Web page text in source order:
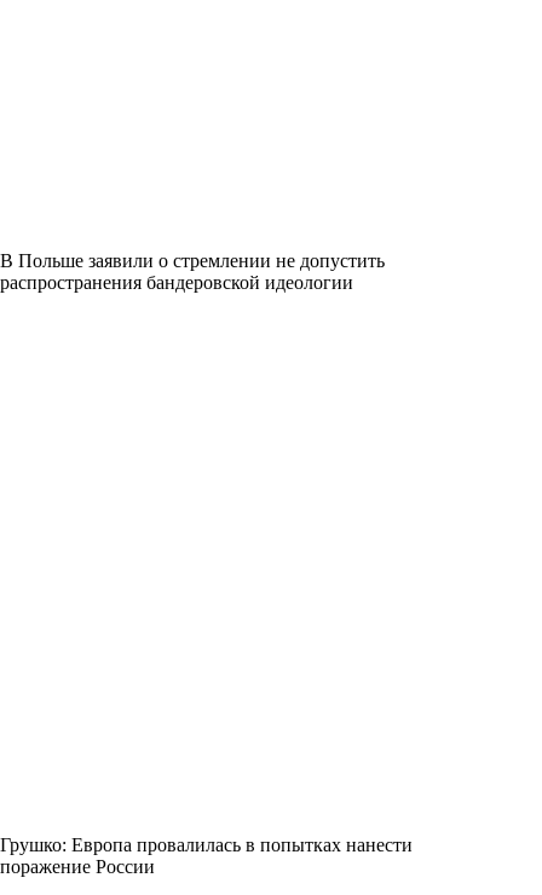
В Польше заявили о стремлении не допустить
распространения бандеровской идеологии
Грушко: Европа провалилась в попытках нанести
поражение России